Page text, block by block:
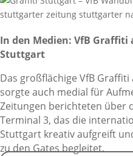
In den Medien: VfB Graffiti
Stuttgart
Das großflächige VfB
sorgte auch medial für
Zeitungen berichteten über
Terminal 3, das die
Stuttgart kreativ aufgreift
zu den Gates begleitet.